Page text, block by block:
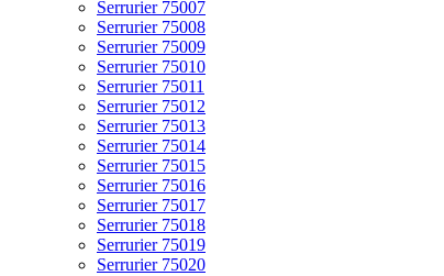
Serrurier 75007
Serrurier 75008
Serrurier 75009
Serrurier 75010
Serrurier 75011
Serrurier 75012
Serrurier 75013
Serrurier 75014
Serrurier 75015
Serrurier 75016
Serrurier 75017
Serrurier 75018
Serrurier 75019
Serrurier 75020